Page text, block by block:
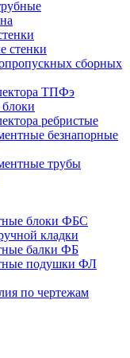
стенки
сборных
ТПФэ
ребристые
безнапорные
трубы
блоки ФБС
кладки
балки ФБ
подушки ФЛ
по чертежам